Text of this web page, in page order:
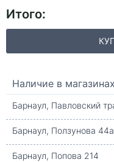
Итого:
Наличие в магазинах
Барнаул, Павловский
Барнаул, Ползунова 44а
Барнаул, Попова 214